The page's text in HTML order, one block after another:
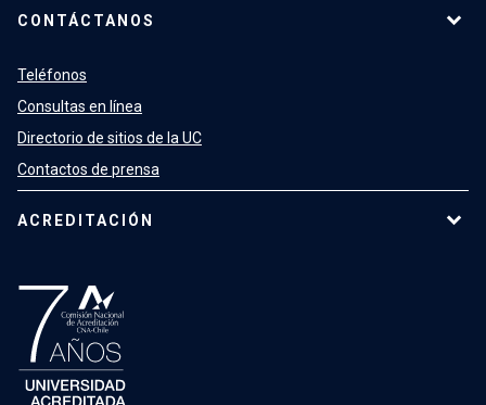
CONTÁCTANOS
Teléfonos
Consultas en línea
Directorio de sitios de la UC
Contactos de prensa
ACREDITACIÓN